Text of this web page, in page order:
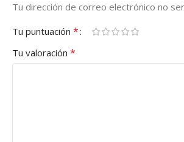
Tu dirección de correo electrónico no
Tu puntuación *
Tu valoración *